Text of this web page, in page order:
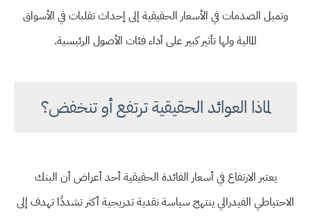
وتميل الصدمات في الأسعار الحقيقية إلى إحداث تقلبات في الأسواق
المالية ولها تأثير كبير على أداء فئات الأصول الرئيسية.
لماذا العوائد الحقيقية ترتفع أو تنخفض؟
يعتبر الارتفاع في أسعار الفائدة الحقيقية أحد أعراض أن البنك
الاحتياطي الفيدرالي ينتهج سياسة نقدية تدريجية أكثر تشددًا تهدف إلى